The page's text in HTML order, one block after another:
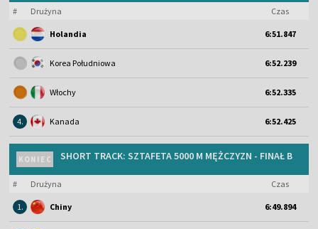
# Drużyna Czas
Holandia 6:51.847
Korea Południowa 6:52.239
Włochy 6:52.335
4. Kanada 6:52.425
KONIEC SHORT TRACK: SZTAFETA 5000 M MĘŻCZYZN - FINAŁ B
# Drużyna Czas
1. Chiny 6:49.894